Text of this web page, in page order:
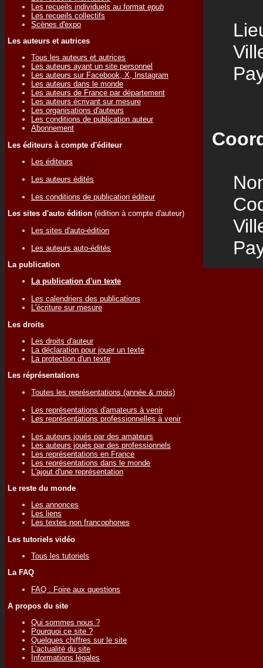
Les recueils individuels au format epub
Les recueils collectifs
Scènes d'expo
Les auteurs et autrices
Tous les auteurs et autrices
Les auteurs ayant un site personnel
Les auteurs sur Facebook, X, Instagram
Les auteurs dans le monde
Les auteurs de France par département
Les auteurs écrivant sur mesure
Les organisations d'auteurs
Les conditions de publication auteur
Abonnement
Les éditeurs à compte d'éditeur
Les éditeurs
Les auteurs édités
Les conditions de publication éditeur
Les sites d'auto édition (édition à compte d'auteur)
Les sites d'auto-édition
Les auteurs auto-édités
La publication
La publication d'un texte
Les calendriers des publications
L'écriture sur mesure
Les droits
Les droits d'auteur
La déclaration pour jouer un texte
La protection d'un texte
Les réprésentations
Toutes les représentations (année & mois)
Les représentations d'amateurs à venir
Les représentations professionnelles à venir
Les auteurs joués par des amateurs
Les auteurs joués par des professionnels
Les représentations en France
Les représentations dans le monde
L'ajout d'une représentation
Le reste du monde
Les annonces
Les liens
Les textes non francophones
Les tutoriels vidéo
Tous les tutoriels
La FAQ
FAQ : Foire aux questions
A propos du site
Qui sommes nous ?
Pourquoi ce site ?
Quelques chiffres sur le site
L'actualité du site
Informations légales